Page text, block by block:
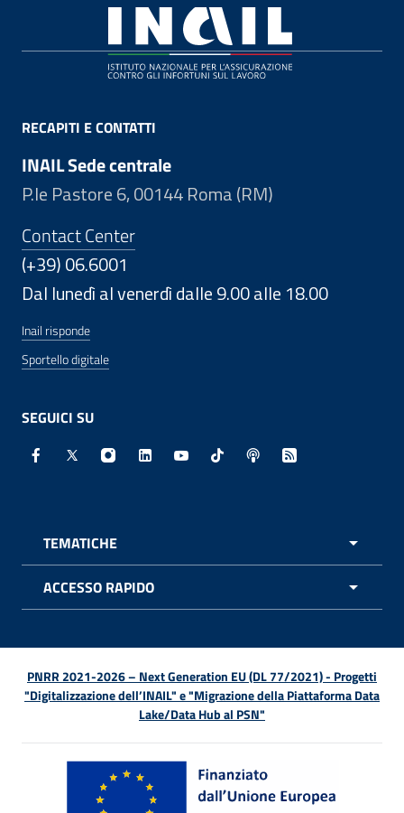
RECAPITI E CONTATTI
INAIL Sede centrale
P.le Pastore 6, 00144 Roma (RM)
Contact Center
(+39) 06.6001
Dal lunedì al venerdì dalle 9.00 alle 18.00
Inail risponde
Sportello digitale
SEGUICI SU
Facebook - Sito esterno - Apertura in nuova finestra
X - Sito esterno - Apertura in nuova finestra
Instagram - Sito esterno - Apertura in
Linkedin - Sito esterno - Apertura in
Youtube - Sito esterno -
TikTok - Sito esterno -
Spreaker - Sito
Feed RSS -
TEMATICHE
ACCESSO RAPIDO
PNRR 2021-2026 – Next Generation EU (DL 77/2021) - Progetti
"Digitalizzazione dell’INAIL" e "Migrazione della Piattaforma Data
Lake/Data Hub al PSN"